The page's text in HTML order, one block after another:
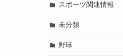
スポーツ関連情報
未分類
野球